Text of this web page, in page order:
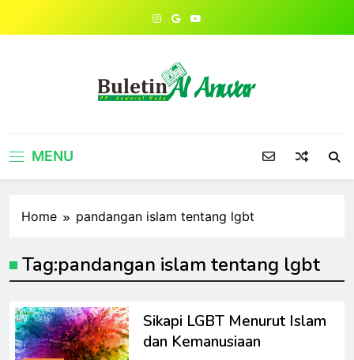
MENU
Home pandangan islam tentang lgbt
Tag:pandangan islam tentang lgbt
Sikapi LGBT Menurut Islam
dan Kemanusiaan